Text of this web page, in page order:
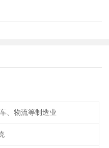
、物流等制造业